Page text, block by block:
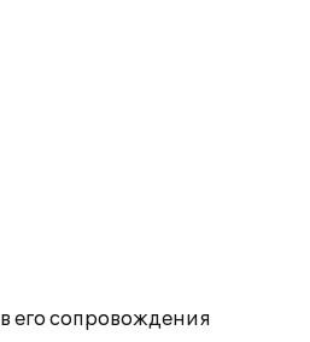
его сопровождения